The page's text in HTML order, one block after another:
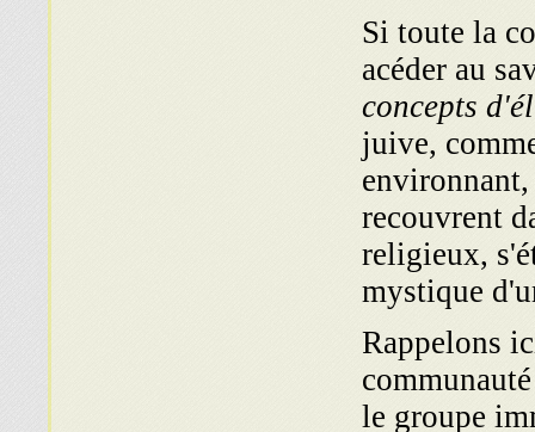
Si toute la
acéder au
concepts
juive,
recouvrent
religieux,
mystique
Rappelons
le groupe